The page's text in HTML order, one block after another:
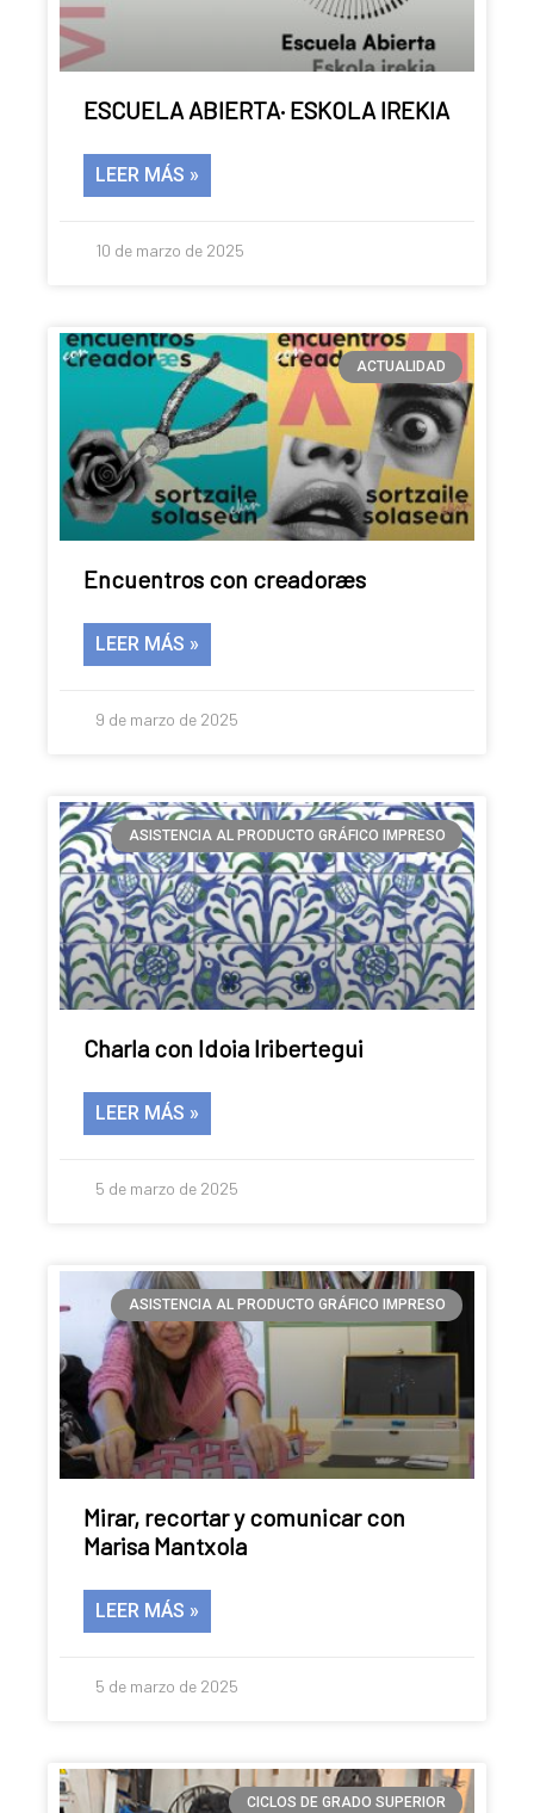
Pamplona
ESCUELA ABIERTA· ESKOLA IREKIA
LEER MÁS »
10 de marzo de 2025
ACTUALIDAD
Encuentros con creadoræs
LEER MÁS »
9 de marzo de 2025
ASISTENCIA AL PRODUCTO GRÁFICO IMPRESO
Charla con Idoia Iribertegui
LEER MÁS »
5 de marzo de 2025
ASISTENCIA AL PRODUCTO GRÁFICO IMPRESO
Mirar, recortar y comunicar con
Marisa Mantxola
LEER MÁS »
5 de marzo de 2025
CICLOS DE GRADO SUPERIOR